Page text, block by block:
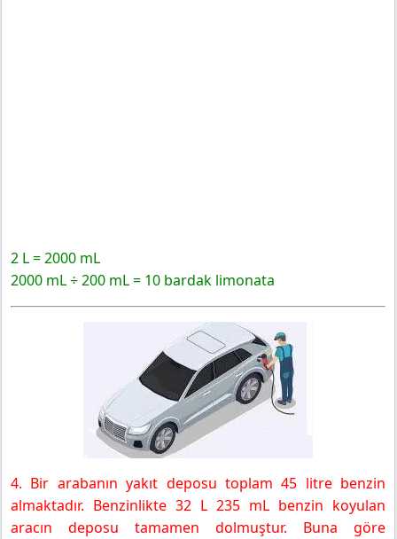
2 L = 2000 mL
2000 mL ÷ 200 mL = 10 bardak limonata
4. Bir arabanın yakıt deposu toplam 45 litre benzin
almaktadır. Benzinlikte 32 L 235 mL benzin koyulan
aracın deposu tamamen dolmuştur. Buna göre